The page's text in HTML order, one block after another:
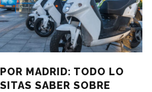
MADRID: TODO LO
SABER SOBRE